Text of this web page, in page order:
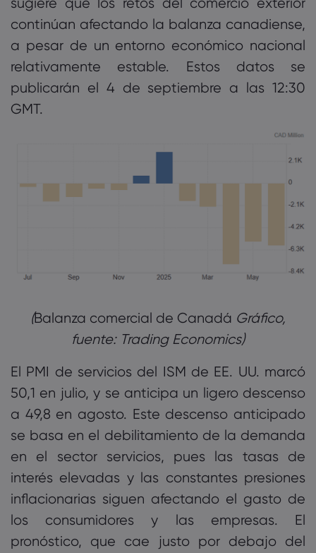
continúan afectando la balanza canadiense,
a pesar de un entorno económico nacional
relativamente estable. Estos datos se
publicarán el 4 de septiembre a las 12:30
GMT.
Balanza comercial de Canadá Gráfico,
fuente: Trading Economics)‎
El PMI de servicios del ISM de EE. UU. marcó
50,1 en julio, y se anticipa un ligero descenso
a 49,8 en agosto. Este descenso anticipado
se basa en el debilitamiento de la demanda
en el sector servicios, pues las tasas de
interés elevadas y las constantes presiones
inflacionarias siguen afectando el gasto de
los consumidores y las empresas. El
pronóstico, que cae justo por debajo del